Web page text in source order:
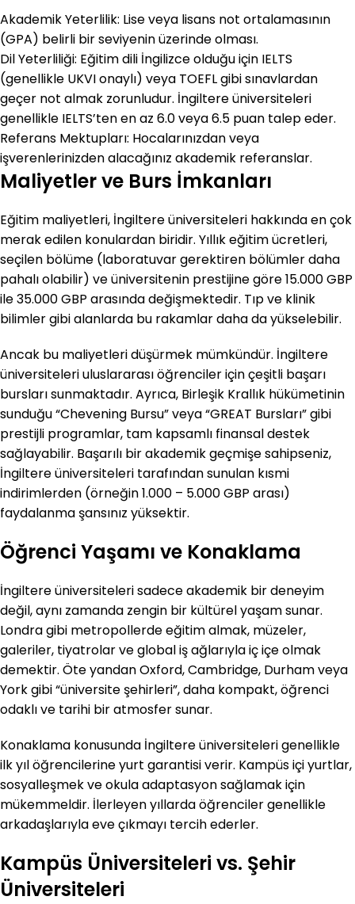
Akademik Yeterlilik: Lise veya lisans not ortalamasının
(GPA) belirli bir seviyenin üzerinde olması.
Dil Yeterliliği: Eğitim dili İngilizce olduğu için IELTS
(genellikle UKVI onaylı) veya TOEFL gibi sınavlardan
geçer not almak zorunludur. İngiltere üniversiteleri
genellikle IELTS’ten en az 6.0 veya 6.5 puan talep eder.
Referans Mektupları: Hocalarınızdan veya
işverenlerinizden alacağınız akademik referanslar.
Maliyetler ve Burs İmkanları
Eğitim maliyetleri, İngiltere üniversiteleri hakkında en çok
merak edilen konulardan biridir. Yıllık eğitim ücretleri,
seçilen bölüme (laboratuvar gerektiren bölümler daha
pahalı olabilir) ve üniversitenin prestijine göre 15.000 GBP
ile 35.000 GBP arasında değişmektedir. Tıp ve klinik
bilimler gibi alanlarda bu rakamlar daha da yükselebilir.
Ancak bu maliyetleri düşürmek mümkündür. İngiltere
üniversiteleri uluslararası öğrenciler için çeşitli başarı
bursları sunmaktadır. Ayrıca, Birleşik Krallık hükümetinin
sunduğu “Chevening Bursu” veya “GREAT Bursları” gibi
prestijli programlar, tam kapsamlı finansal destek
sağlayabilir. Başarılı bir akademik geçmişe sahipseniz,
İngiltere üniversiteleri tarafından sunulan kısmi
indirimlerden (örneğin 1.000 – 5.000 GBP arası)
faydalanma şansınız yüksektir.
Öğrenci Yaşamı ve Konaklama
İngiltere üniversiteleri sadece akademik bir deneyim
değil, aynı zamanda zengin bir kültürel yaşam sunar.
Londra gibi metropollerde eğitim almak, müzeler,
galeriler, tiyatrolar ve global iş ağlarıyla iç içe olmak
demektir. Öte yandan Oxford, Cambridge, Durham veya
York gibi “üniversite şehirleri”, daha kompakt, öğrenci
odaklı ve tarihi bir atmosfer sunar.
Konaklama konusunda İngiltere üniversiteleri genellikle
ilk yıl öğrencilerine yurt garantisi verir. Kampüs içi yurtlar,
sosyalleşmek ve okula adaptasyon sağlamak için
mükemmeldir. İlerleyen yıllarda öğrenciler genellikle
arkadaşlarıyla eve çıkmayı tercih ederler.
Kampüs Üniversiteleri vs. Şehir
Üniversiteleri